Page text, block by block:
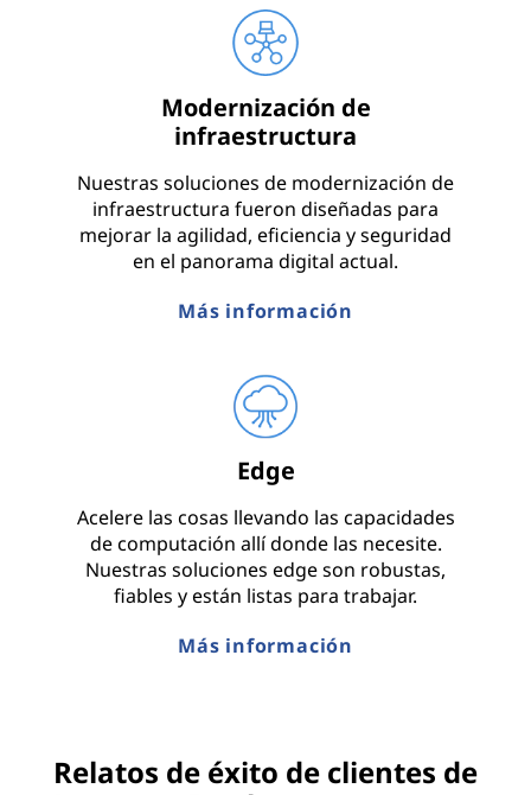
Modernización de
infraestructura
Nuestras soluciones de modernización de
infraestructura fueron diseñadas para
mejorar la agilidad, eficiencia y seguridad
en el panorama digital actual.
Más información
Edge
Acelere las cosas llevando las capacidades
de computación allí donde las necesite.
Nuestras soluciones edge son robustas,
fiables y están listas para trabajar.
Más información
Relatos de éxito de clientes de